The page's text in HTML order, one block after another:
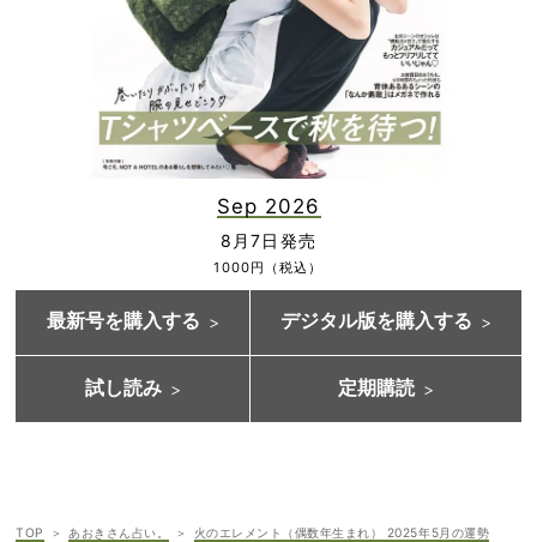
Sep 2026
8月7日発売
1000円（税込）
最新号を購入する デジタル版を購入する
試し読み 定期購読
TOP あおきさん占い。 火のエレメント（偶数年生まれ） 2025年5月の運勢